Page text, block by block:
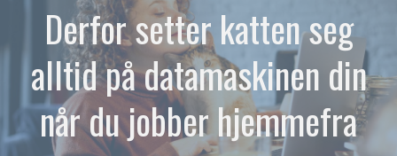
Derfor setter katten seg
alltid på datamaskinen din
når du jobber hjemmefra